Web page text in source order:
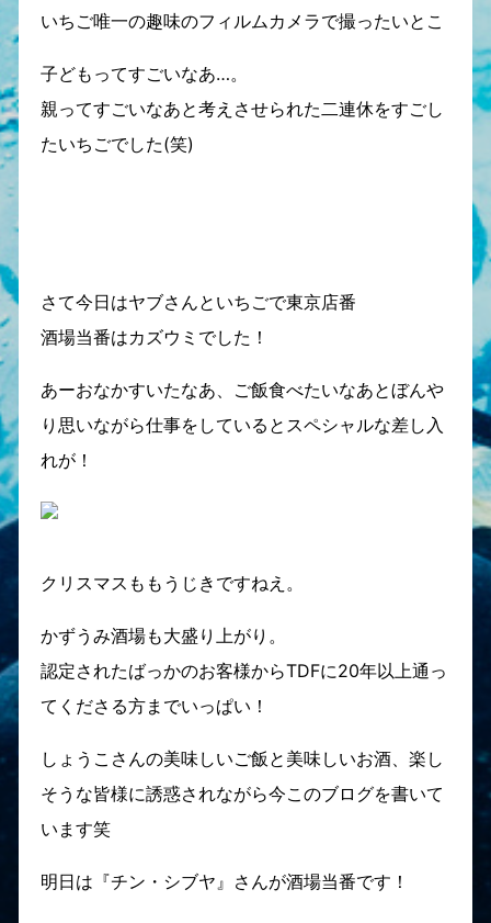
いちご唯一の趣味のフィルムカメラで撮ったいとこ
子どもってすごいなあ…。
親ってすごいなあと考えさせられた二連休をすごし
たいちごでした(笑)
さて今日はヤブさんといちごで東京店番
酒場当番はカズウミでした！
あーおなかすいたなあ、ご飯食べたいなあとぼんや
り思いながら仕事をしているとスペシャルな差し入
れが！
クリスマスももうじきですねえ。
かずうみ酒場も大盛り上がり。
認定されたばっかのお客様からTDFに20年以上通っ
てくださる方までいっぱい！
しょうこさんの美味しいご飯と美味しいお酒、楽し
そうな皆様に誘惑されながら今このブログを書いて
います笑
明日は『チン・シブヤ』さんが酒場当番です！